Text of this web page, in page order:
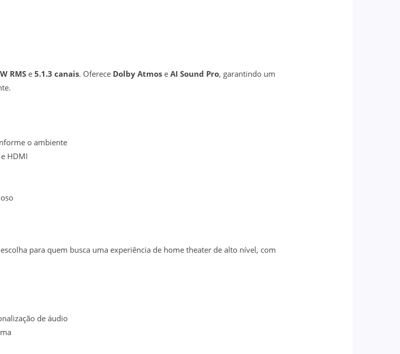
RMS e 5.1.3 canais. Oferece Dolby Atmos e AI Sound Pro, garantindo um
o ambiente
e HDMI
escolha para quem busca uma experiência de home theater de alto nível, com
de áudio